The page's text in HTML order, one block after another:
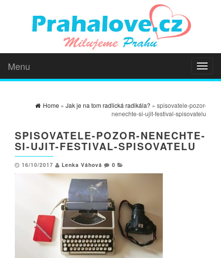
Menu
Home » Jak je na tom radlická radikála? » spisovatele-pozor-
nenechte-si-ujit-festival-spisovatelu
SPISOVATELE-POZOR-NENECHTE-
SI-UJIT-FESTIVAL-SPISOVATELU
16/10/2017 Lenka Váhová 0